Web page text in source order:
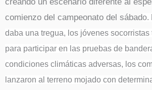
creando un escenario diferente al
comienzo del campeonato del sábado.
daba una tregua, los jóvenes socorristas
para participar en las pruebas de
condiciones climáticas adversas, los
lanzaron al terreno mojado con